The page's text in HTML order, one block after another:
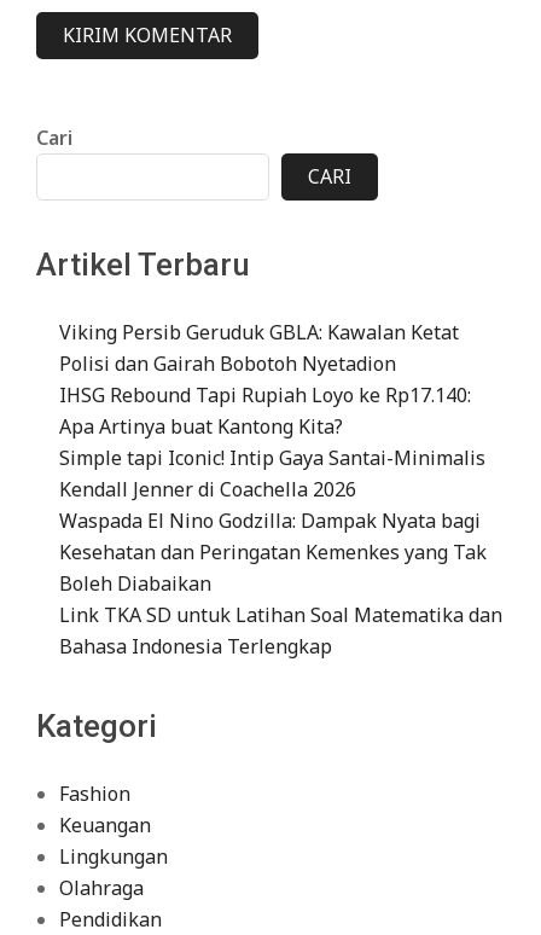
Cari
CARI
Artikel Terbaru
Viking Persib Geruduk GBLA: Kawalan Ketat
Polisi dan Gairah Bobotoh Nyetadion
IHSG Rebound Tapi Rupiah Loyo ke Rp17.140:
Apa Artinya buat Kantong Kita?
Simple tapi Iconic! Intip Gaya Santai-Minimalis
Kendall Jenner di Coachella 2026
Waspada El Nino Godzilla: Dampak Nyata bagi
Kesehatan dan Peringatan Kemenkes yang Tak
Boleh Diabaikan
Link TKA SD untuk Latihan Soal Matematika dan
Bahasa Indonesia Terlengkap
Kategori
Fashion
Keuangan
Lingkungan
Olahraga
Pendidikan